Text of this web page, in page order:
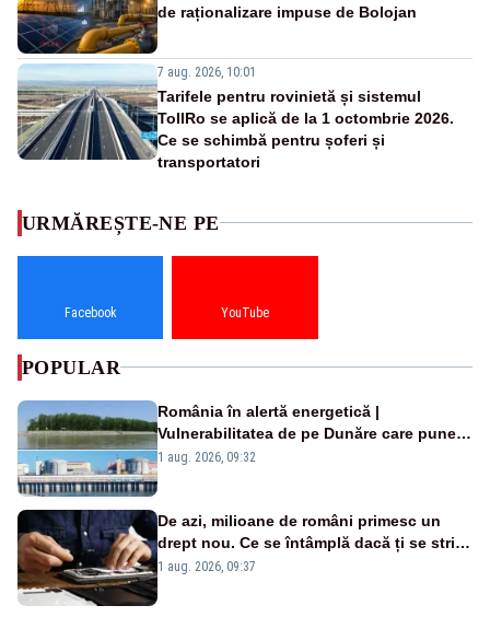
de raționalizare impuse de Bolojan
7 aug. 2026, 10:01
Tarifele pentru rovinietă și sistemul
TollRo se aplică de la 1 octombrie 2026.
Ce se schimbă pentru șoferi și
transportatori
URMĂREȘTE-NE PE
Facebook YouTube
POPULAR
România în alertă energetică |
Vulnerabilitatea de pe Dunăre care pune
în pericol Centrala Cernavodă era
1 aug. 2026, 09:32
De azi, milioane de români primesc un
drept nou. Ce se întâmplă dacă ți se strică
un produs
1 aug. 2026, 09:37